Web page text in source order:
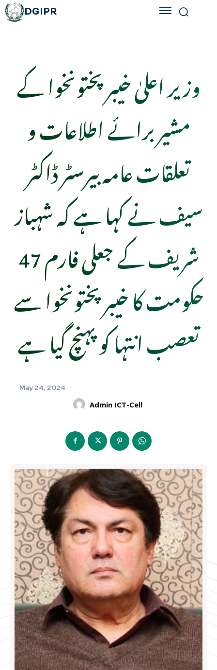
DGIPR
وزیر اعلیٰ خیبر پختونخوا کے
مشیر برائے اطلاعات و
تعلقات عامہ بیرسٹر ڈاکٹر
سیف نے کہا ہے کہ شہباز
شریف کے جعلی فارم 47
حکومت کا خیبر پختونخوا سے
تعصب انتہا کو پہنچ گیا ہے
May 24, 2024
Admin ICT-Cell